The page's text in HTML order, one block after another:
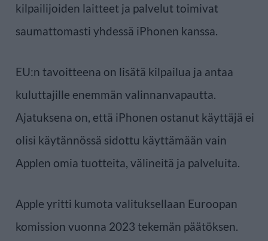
kilpailijoiden laitteet ja palvelut toimivat
saumattomasti yhdessä iPhonen kanssa.
EU:n tavoitteena on lisätä kilpailua ja antaa
kuluttajille enemmän valinnanvapautta.
Ajatuksena on, että iPhonen ostanut käyttäjä ei
olisi käytännössä sidottu käyttämään vain
Applen omia tuotteita, välineitä ja palveluita.
Apple yritti kumota valituksellaan Euroopan
komission vuonna 2023 tekemän päätöksen.